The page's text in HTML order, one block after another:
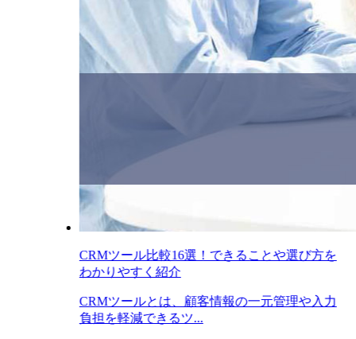
CRMツール比較16選！できることや選び方を
わかりやすく紹介
CRMツールとは、顧客情報の一元管理や入力
負担を軽減できるツ...